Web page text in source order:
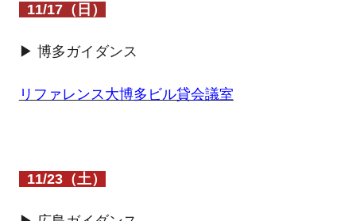
11/17（日 ）
▶ 博多ガイダンス
リファレンス大博多ビル貸会議室
11/23（土）